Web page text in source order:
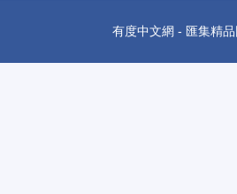
有度中文網 - 匯集精